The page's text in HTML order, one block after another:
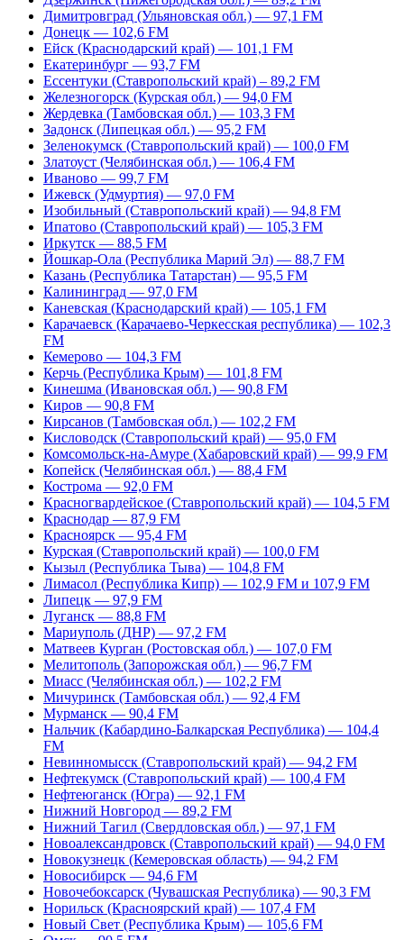
Димитровград (Ульяновская обл.) — 97,1 FM
Донецк — 102,6 FM
Ейск (Краснодарский край) — 101,1 FM
Екатеринбург — 93,7 FM
Ессентуки (Ставропольский край) – 89,2 FM
Железногорск (Курская обл.) — 94,0 FM
Жердевка (Тамбовская обл.) — 103,3 FM
Задонск (Липецкая обл.) — 95,2 FM
Зеленокумск (Ставропольский край) — 100,0 FM
Златоуст (Челябинская обл.) — 106,4 FM
Иваново — 99,7 FM
Ижевск (Удмуртия) — 97,0 FM
Изобильный (Ставропольский край) — 94,8 FM
Ипатово (Ставропольский край) — 105,3 FM
Иркутск — 88,5 FM
Йошкар-Ола (Республика Марий Эл) — 88,7 FM
Казань (Республика Татарстан) — 95,5 FM
Калининград — 97,0 FM
Каневская (Краснодарский край) — 105,1 FM
Карачаевск (Карачаево-Черкесская республика) — 102,3
FM
Кемерово — 104,3 FM
Керчь (Республика Крым) — 101,8 FM
Кинешма (Ивановская обл.) — 90,8 FM
Киров — 90,8 FM
Кирсанов (Тамбовская обл.) — 102,2 FM
Кисловодск (Ставропольский край) — 95,0 FM
Комсомольск-на-Амуре (Хабаровский край) — 99,9 FM
Копейск (Челябинская обл.) — 88,4 FM
Кострома — 92,0 FM
Красногвардейское (Ставропольский край) — 104,5 FM
Краснодар — 87,9 FM
Красноярск — 95,4 FM
Курская (Ставропольский край) — 100,0 FM
Кызыл (Республика Тыва) — 104,8 FM
Лимасол (Республика Кипр) — 102,9 FM и 107,9 FM
Липецк — 97,9 FM
Луганск — 88,8 FM
Мариуполь (ДНР) — 97,2 FM
Матвеев Курган (Ростовская обл.) — 107,0 FM
Мелитополь (Запорожская обл.) — 96,7 FM
Миасс (Челябинская обл.) — 102,2 FM
Мичуринск (Тамбовская обл.) — 92,4 FM
Мурманск — 90,4 FM
Нальчик (Кабардино-Балкарская Республика) — 104,4
FM
Невинномысск (Ставропольский край) — 94,2 FM
Нефтекумск (Ставропольский край) — 100,4 FM
Нефтеюганск (Югра) — 92,1 FM
Нижний Новгород — 89,2 FM
Нижний Тагил (Свердловская обл.) — 97,1 FM
Новоалександровск (Ставропольский край) — 94,0 FM
Новокузнецк (Кемеровская область) — 94,2 FM
Новосибирск — 94,6 FM
Новочебоксарск (Чувашская Республика) — 90,3 FM
Норильск (Красноярский край) — 107,4 FM
Новый Свет (Республика Крым) — 105,6 FM